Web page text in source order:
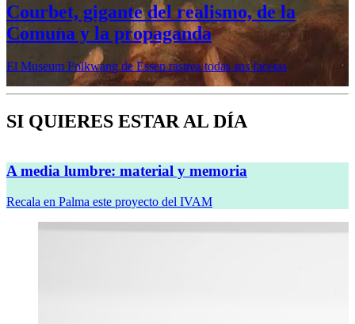
Mujeres prerrafaelitas, psiquiatría en la
vanguardia, Minor White o Dana
Lixenberg, en otoño en la Fundación
MAPFRE
Veremos cinco muestras en sus sedes de Madrid y Barcelona
SI QUIERES ESTAR AL DÍA
A media lumbre: material y memoria